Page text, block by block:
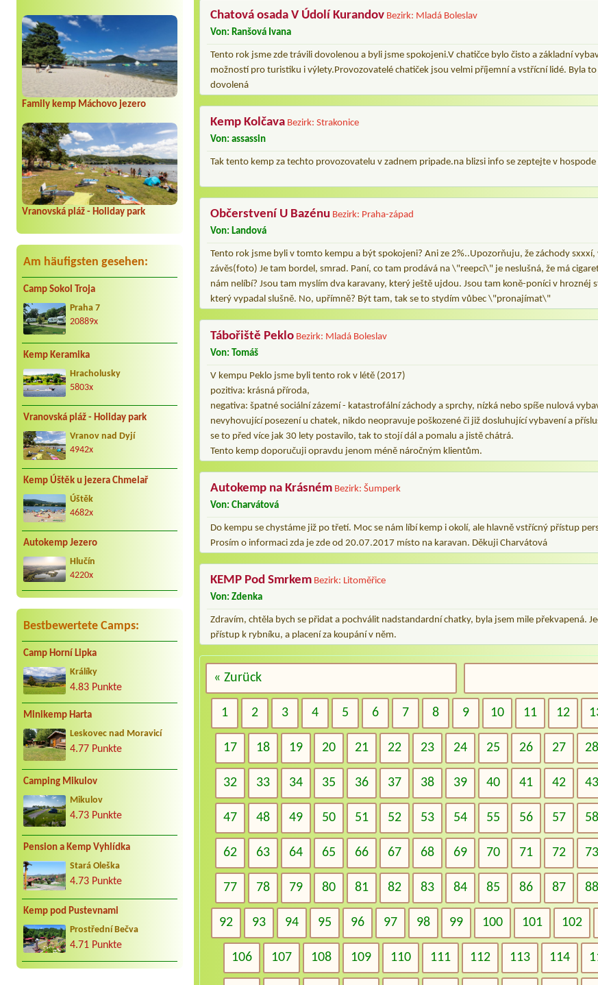
Family kemp Máchovo jezero
Vranovská pláž - Holiday park
Am häufigsten gesehen:
Camp Sokol Troja
Praha 7
20889x
Kemp Keramika
Hracholusky
5803x
Vranovská pláž - Holiday park
Vranov nad Dyjí
4942x
Kemp Úštěk u jezera Chmelař
Úštěk
4682x
Autokemp Jezero
Hlučín
4220x
Bestbewertete Camps:
Camp Horní Lipka
Králíky
4.83 Punkte
Minikemp Harta
Leskovec nad Moravicí
4.77 Punkte
Camping Mikulov
Mikulov
4.73 Punkte
Pension a Kemp Vyhlídka
Stará Oleška
4.73 Punkte
Kemp pod Pustevnami
Prostřední Bečva
4.71 Punkte
Chatová osada V Údolí Kurandov Bezirk: Mladá Boleslav
Von: Ranšová Ivana
Tento rok jsme zde trávili dovolenou a byli jsme spokojeni.V chatičce bylo čisto a základní
možností pro turistiku i výlety.Provozovatelé chatiček jsou velmi příjemní a vstřícní lidé. Byla
dovolená
Kemp Kolčava Bezirk: Strakonice
Von: assassin
Tak tento kemp za techto provozovatelu v zadnem pripade.na blizsi info se zeptejte v
Občerstvení U Bazénu Bezirk: Praha-západ
Von: Landová
Tento rok jsme byli v tomto kempu a být spokojeni? Ani ze 2%..Upozorňuju, že záchody sxxxí,
závěs(foto) Je tam bordel, smrad. Paní, co tam prodává na \"reepci\" je neslušná, že má
nám nelíbí? Jsou tam myslím dva karavany, který ještě ujdou. Jsou tam koně-poníci v hroznéj
který vypadal slušně. No, upřímně? Být tam, tak se to stydím vůbec \"pronajímat\"
Tábořiště Peklo Bezirk: Mladá Boleslav
Von: Tomáš
V kempu Peklo jsme byli tento rok v létě (2017)
pozitiva: krásná příroda,
negativa: špatné sociální zázemí - katastrofální záchody a sprchy, nízká nebo spíše nulová
nevyhovující posezení u chatek, nikdo neopravuje poškozené či již dosluhující vybavení a
se to před více jak 30 lety postavilo, tak to stojí dál a pomalu a jistě chátrá.
Tento kemp doporučuji opravdu jenom méně náročným klientům.
Autokemp na Krásném Bezirk: Šumperk
Von: Charvátová
Do kempu se chystáme již po třetí. Moc se nám líbí kemp i okolí, ale hlavně vstřícný přístup
Prosím o informaci zda je zde od 20.07.2017 místo na karavan. Děkuji Charvátová
KEMP Pod Smrkem Bezirk: Litoměřice
Von: Zdenka
Zdravím, chtěla bych se přidat a pochválit nadstandardní chatky, byla jsem mile překvapená.
přístup k rybníku, a placení za koupání v něm.
« Zurück
1 2 3 4 5 6 7 8 9 10 11 12
17 18 19 20 21 22 23 24 25 26 27 28
32 33 34 35 36 37 38 39 40 41 42 43
47 48 49 50 51 52 53 54 55 56 57 58
62 63 64 65 66 67 68 69 70 71 72 73
77 78 79 80 81 82 83 84 85 86 87 88
92 93 94 95 96 97 98 99 100 101 102
106 107 108 109 110 111 112 113 114